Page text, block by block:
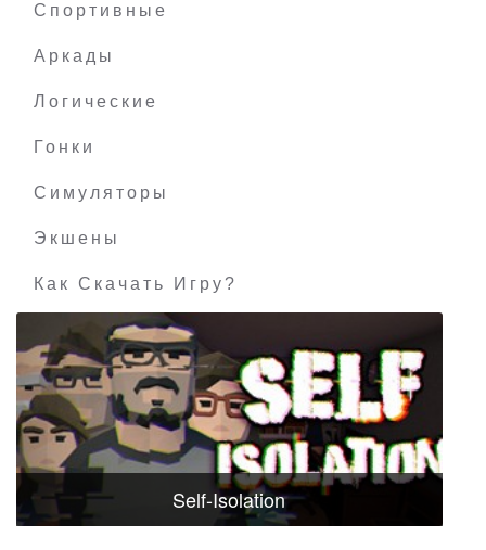
Спортивные
Аркады
Логические
Гонки
Симуляторы
Экшены
Как Скачать Игру?
Self-Isolation